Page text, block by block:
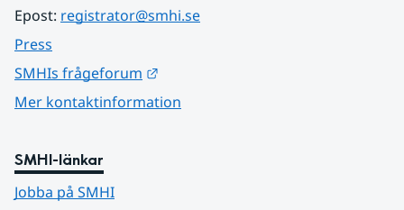
Epost: registrator@smhi.se
Press
SMHIs frågeforum
Mer kontaktinformation
SMHI-länkar
Jobba på SMHI